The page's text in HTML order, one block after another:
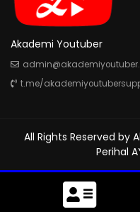
Akademi Youtuber
t.me/
All Rights Reserved by
Perihal